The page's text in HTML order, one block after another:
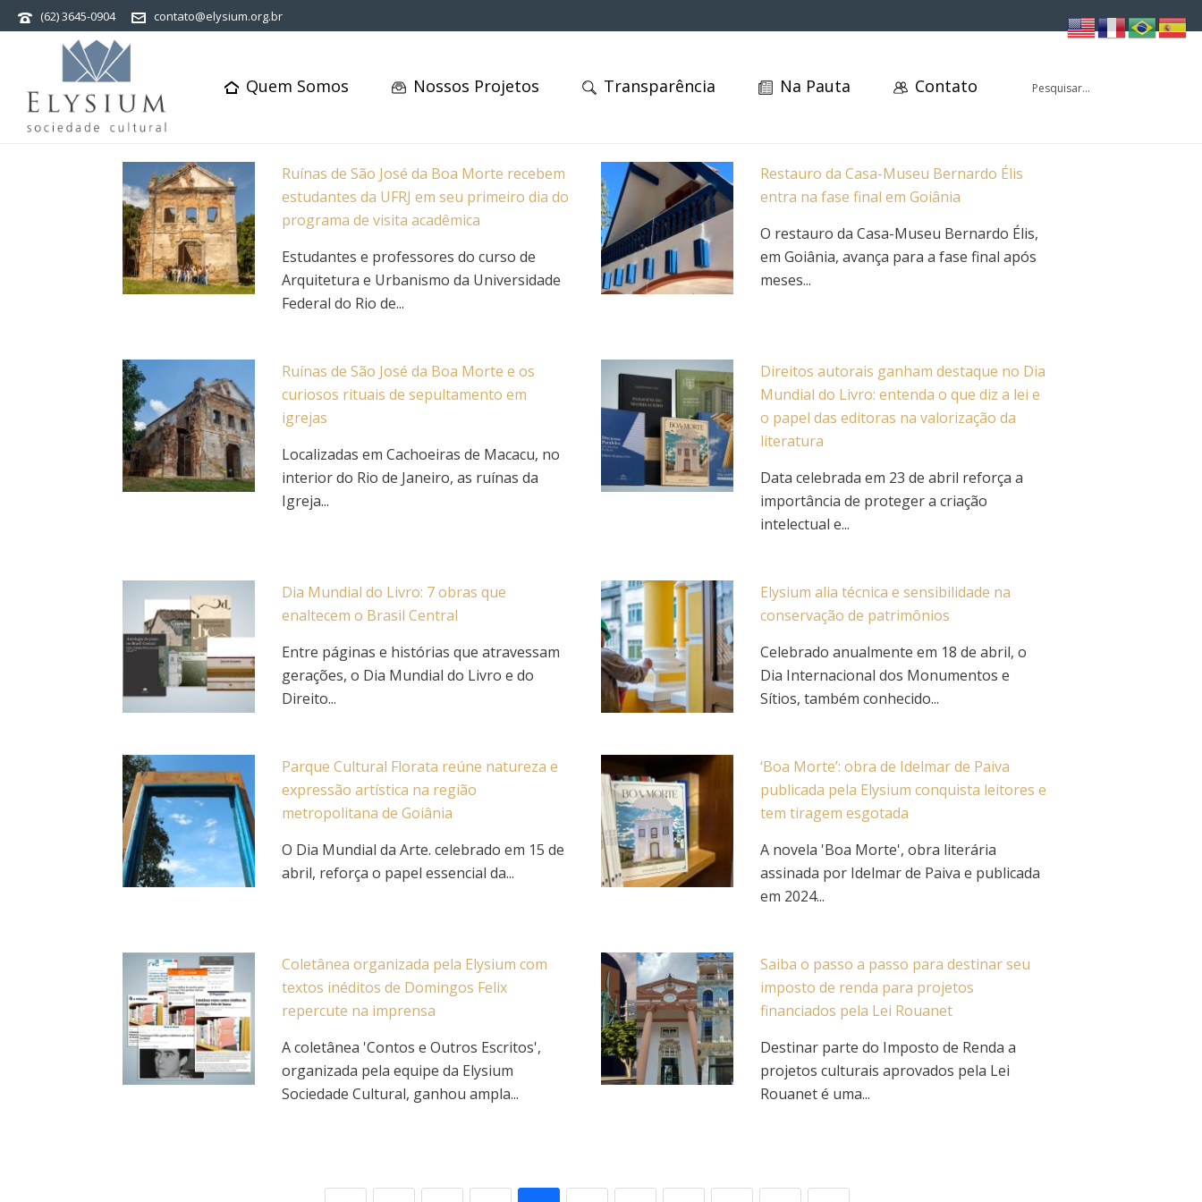
(62) 3645-0904 contato@elysium.org.br
Quem Somos Nossos Projetos Transparência Na Pauta Contato
Ruínas de São José da Boa Morte recebem
estudantes da UFRJ em seu primeiro dia do
programa de visita acadêmica
Estudantes e professores do curso de
Arquitetura e Urbanismo da Universidade
Federal do Rio de...
Restauro da Casa-Museu Bernardo Élis
entra na fase final em Goiânia
O restauro da Casa-Museu Bernardo Élis,
em Goiânia, avança para a fase final após
meses...
Ruínas de São José da Boa Morte e os
curiosos rituais de sepultamento em
igrejas
Localizadas em Cachoeiras de Macacu, no
interior do Rio de Janeiro, as ruínas da
Igreja...
Direitos autorais ganham destaque no Dia
Mundial do Livro: entenda o que diz a lei e
o papel das editoras na valorização da
literatura
Data celebrada em 23 de abril reforça a
importância de proteger a criação
intelectual e...
Dia Mundial do Livro: 7 obras que
enaltecem o Brasil Central
Entre páginas e histórias que atravessam
gerações, o Dia Mundial do Livro e do
Direito...
Elysium alia técnica e sensibilidade na
conservação de patrimônios
Celebrado anualmente em 18 de abril, o
Dia Internacional dos Monumentos e
Sítios, também conhecido...
Parque Cultural Florata reúne natureza e
expressão artística na região
metropolitana de Goiânia
O Dia Mundial da Arte. celebrado em 15 de
abril, reforça o papel essencial da...
‘Boa Morte’: obra de Idelmar de Paiva
publicada pela Elysium conquista leitores e
tem tiragem esgotada
A novela 'Boa Morte', obra literária
assinada por Idelmar de Paiva e publicada
em 2024...
Coletânea organizada pela Elysium com
textos inéditos de Domingos Felix
repercute na imprensa
A coletânea 'Contos e Outros Escritos',
organizada pela equipe da Elysium
Sociedade Cultural, ganhou ampla...
Saiba o passo a passo para destinar seu
imposto de renda para projetos
financiados pela Lei Rouanet
Destinar parte do Imposto de Renda a
projetos culturais aprovados pela Lei
Rouanet é uma...